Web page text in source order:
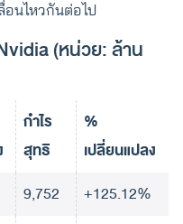
อนไหวกันต่อไป
(หน่วย: ล้าน
กำไร
สุทธิ
%
เปลี่ยนแปลง
9,752 +125.12%